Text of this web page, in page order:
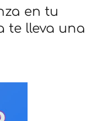
en tu
te lleva una